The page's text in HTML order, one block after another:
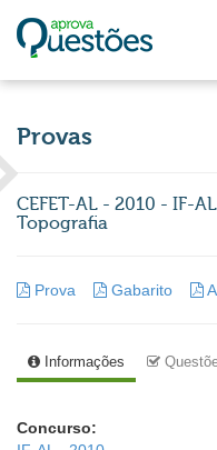
Provas
CEFET-AL - 2010 - IF-
Topografia
Prova Gabarito
Informações
Concurso: